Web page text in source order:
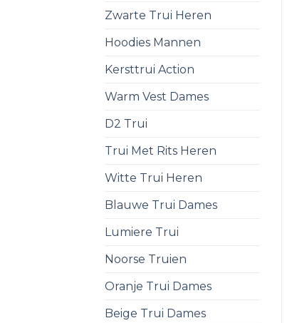
Zwarte Trui Heren
Hoodies Mannen
Kersttrui Action
Warm Vest Dames
D2 Trui
Trui Met Rits Heren
Witte Trui Heren
Blauwe Trui Dames
Lumiere Trui
Noorse Truien
Oranje Trui Dames
Beige Trui Dames